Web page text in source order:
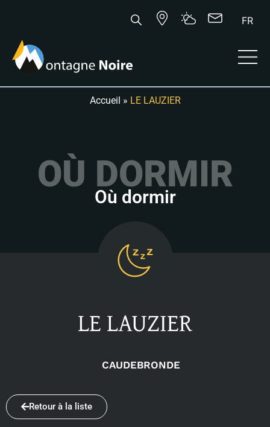
FR
Accueil » LE LAUZIER
OÙ DORMIR
Où dormir
LE LAUZIER
CAUDEBRONDE
Retour à la liste